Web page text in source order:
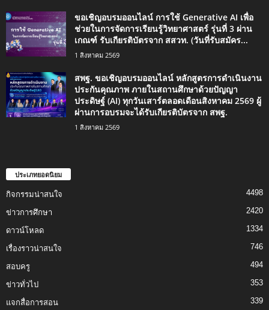
ขอเชิญอบรมออนไลน์ การใช้ Generative AI เพื่อ
ช่วยในการจัดการเรียนรู้วิทยาศาสตร์ รุ่นที่ 3 ผ่าน
เกณฑ์ รับเกียรติบัตรจาก สสวท. (วันที่รับสมัคร...
1 สิงหาคม 2569
สพฐ. ขอเชิญอบรมออนไลน์ หลักสูตรการดำเนินงาน
ประกันคุณภาพ ภายในสถานศึกษาด้วยปัญญา
ประดิษฐ์ (AI) ทุกวันเสาร์ตลอดเดือนสิงหาคม 2569 ผู้
ผ่านการอบรมจะได้รับเกียรติบัตรจาก สพฐ.
1 สิงหาคม 2569
ประเภทยอดนิยม
กิจกรรมน่าสนใจ 4498
ข่าวการศึกษา 2420
ดาวน์โหลด 1334
เรื่องราวน่าสนใจ 746
สอบครู 494
ข่าวทั่วไป 353
แจกสื่อการสอน 339